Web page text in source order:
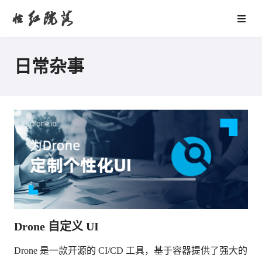
怡红院落
日常杂事
Drone 自定义 UI
Drone 是一款开源的 CI/CD 工具，基于容器提供了强大的